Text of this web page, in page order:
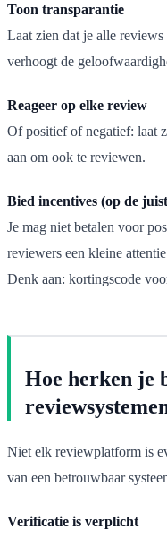
Toon transparantie
Laat zien dat je alle
verhoogt de
Reageer op elke review
Of positief of negatief: laat
aan om ook te reviewen.
Bied incentives (op de
Je mag niet betalen voor
reviewers een kleine
Denk aan: kortingscode
Hoe herken je
Niet elk reviewplatform is
van een betrouwbaar
Verificatie is verplicht